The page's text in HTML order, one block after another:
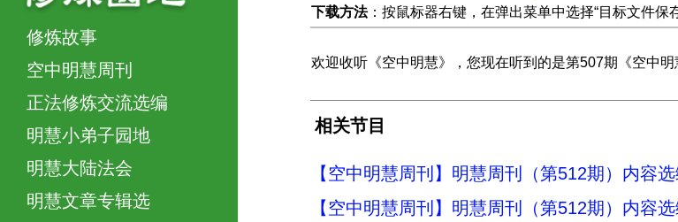
修炼故事
空中明慧周刊
正法修炼交流选编
明慧小弟子园地
明慧大陆法会
明慧文章专辑选
下载方法：按鼠标器右键，在弹出菜单中选择“目标文件保
欢迎收听《空中明慧》，您现在听到的是第507期《空中明
相关节目
【空中明慧周刊】明慧周刊（第512期）内容选
【空中明慧周刊】明慧周刊（第512期）内容选